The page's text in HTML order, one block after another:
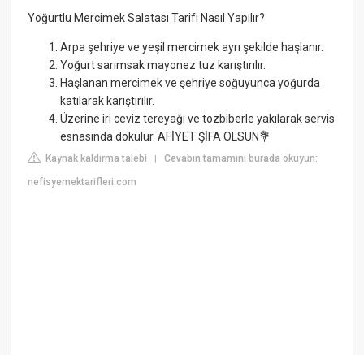
Yoğurtlu Mercimek Salatası Tarifi Nasıl Yapılır?
Arpa şehriye ve yeşil mercimek ayrı şekilde haşlanır.
Yoğurt sarımsak mayonez tuz karıştırılır.
Haşlanan mercimek ve şehriye soğuyunca yoğurda
katılarak karıştırılır.
Üzerine iri ceviz tereyağı ve tozbiberle yakılarak servis
esnasında dökülür. AFİYET ŞİFA OLSUN💐
Kaynak kaldırma talebi |Cevabın tamamını burada okuyun:
nefisyemektarifleri.com